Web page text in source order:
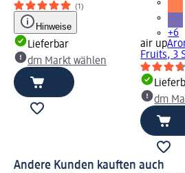
(1)
Hinweise
Lieferbar
dm Markt wählen
+6
air up
Fruits, 3
dm
Andere Kunden kauften auch